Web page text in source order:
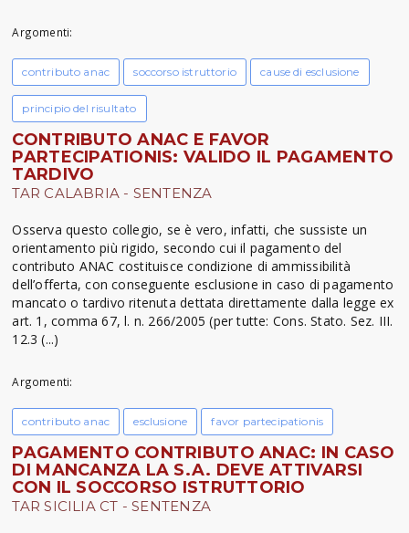
Argomenti:
contributo anac soccorso istruttorio cause di esclusione
principio del risultato
CONTRIBUTO ANAC E FAVOR
PARTECIPATIONIS: VALIDO IL PAGAMENTO
TARDIVO
TAR CALABRIA - SENTENZA
Osserva questo collegio, se è vero, infatti, che sussiste un
orientamento più rigido, secondo cui il pagamento del
contributo ANAC costituisce condizione di ammissibilità
dell’offerta, con conseguente esclusione in caso di pagamento
mancato o tardivo ritenuta dettata direttamente dalla legge ex
art. 1, comma 67, l. n. 266/2005 (per tutte: Cons. Stato. Sez. III.
12.3 (...)
Argomenti:
contributo anac esclusione favor partecipationis
PAGAMENTO CONTRIBUTO ANAC: IN CASO
DI MANCANZA LA S.A. DEVE ATTIVARSI
CON IL SOCCORSO ISTRUTTORIO
TAR SICILIA CT - SENTENZA